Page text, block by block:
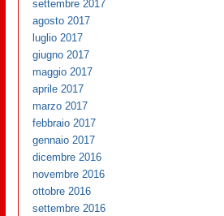
settembre 2017
agosto 2017
luglio 2017
giugno 2017
maggio 2017
aprile 2017
marzo 2017
febbraio 2017
gennaio 2017
dicembre 2016
novembre 2016
ottobre 2016
settembre 2016